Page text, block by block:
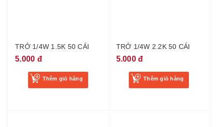
TRỞ 1/4W 1.5K 50 CÁI
5.000 đ
Thêm giỏ hàng
TRỞ 1/4W 2.2K 50 CÁI
5.000 đ
Thêm giỏ hàng